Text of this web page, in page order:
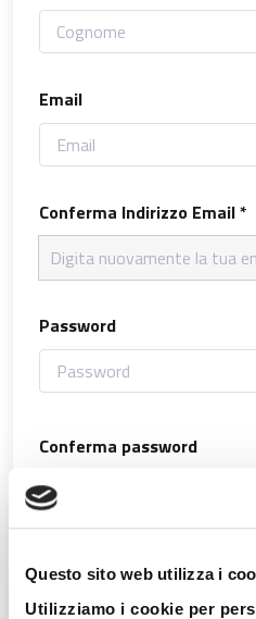
Questo sito web utilizza i
Utilizziamo i cookie per
Email
Conferma Indirizzo Email *
Password
Conferma password